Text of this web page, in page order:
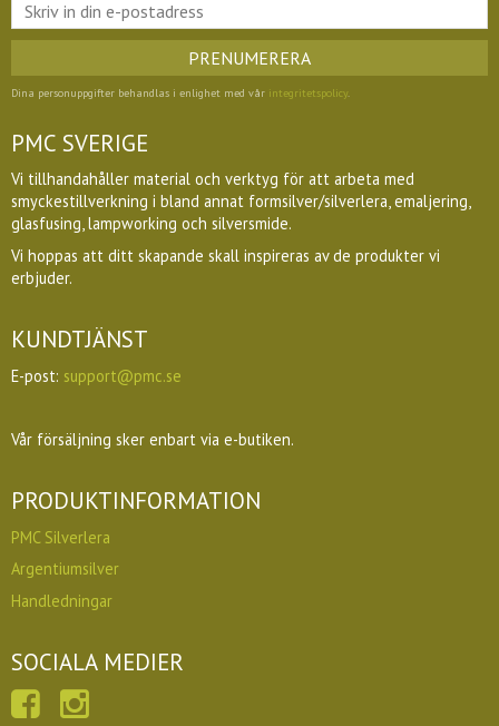
PRENUMERERA
Dina personuppgifter behandlas i enlighet med vår integritetspolicy.
PMC SVERIGE
Vi tillhandahåller material och verktyg för att arbeta med
smyckestillverkning i bland annat formsilver/silverlera, emaljering,
glasfusing, lampworking och silversmide.
Vi hoppas att ditt skapande skall inspireras av de produkter vi
erbjuder.
KUNDTJÄNST
E-post: support@pmc.se
Vår försäljning sker enbart via e-butiken.
PRODUKTINFORMATION
PMC Silverlera
Argentiumsilver
Handledningar
SOCIALA MEDIER